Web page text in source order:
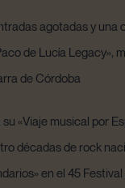
agotadas y una
de Lucía Legacy»,
de Córdoba
«Viaje musical por
décadas de rock
en el 45